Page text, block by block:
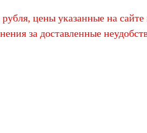
цены указанные на
за доставленные